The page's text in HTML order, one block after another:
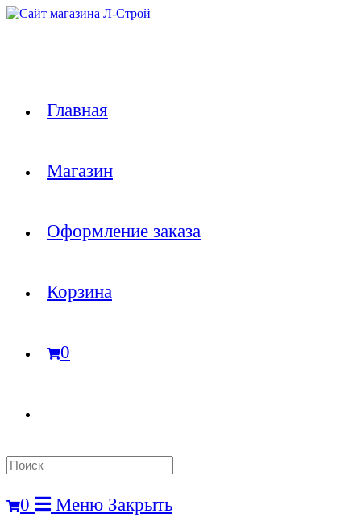
Перейти
Главная
Магазин
Оформление заказа
Корзина
0
Search
this
0 Меню Закрыть